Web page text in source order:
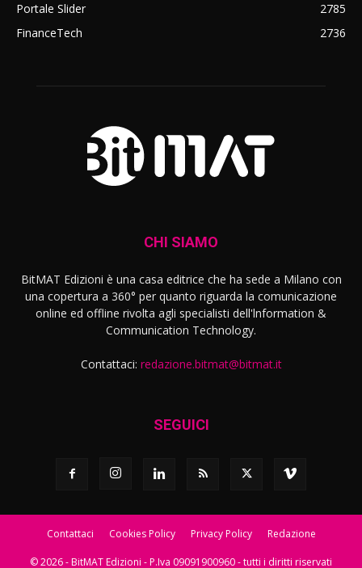
Portale Slider
2785
FinanceTech
2736
CHI SIAMO
BitMAT Edizioni è una casa editrice che ha sede a Milano con
una copertura a 360° per quanto riguarda la comunicazione
online ed offline rivolta agli specialisti dell'lnformation &
Communication Technology.
Contattaci: redazione.bitmat@bitmat.it
SEGUICI
Contattaci Cookies Policy Privacy Policy Redazione
© 2026 - BitMAT Edizioni - P.Iva 09091900960 - tutti i diritti riservati